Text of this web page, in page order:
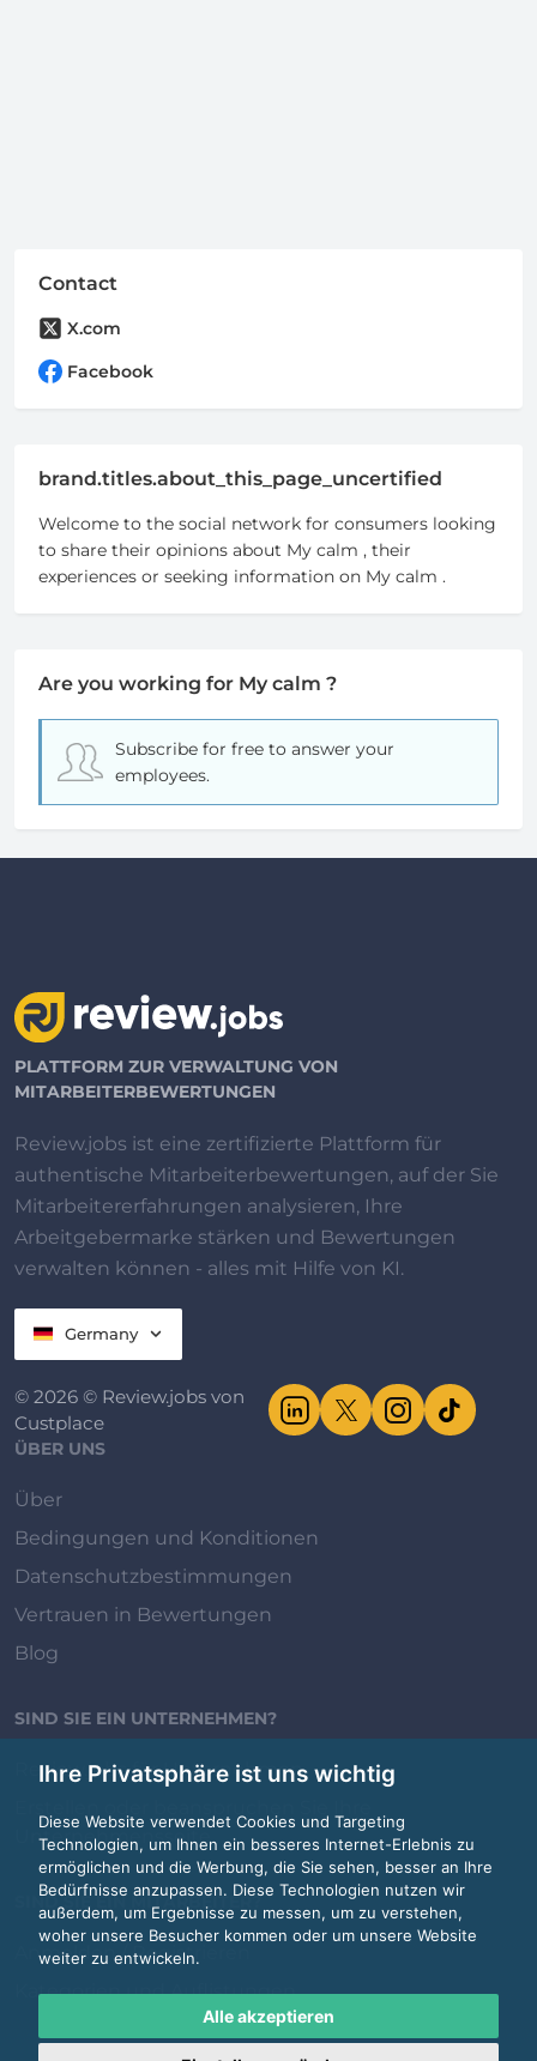
Ihre Privatsphäre ist uns wichtig
Diese Website verwendet Cookies und Targeting
Technologien, um Ihnen ein besseres Internet-Erlebnis zu
ermöglichen und die Werbung, die Sie sehen, besser an Ihre
Bedürfnisse anzupassen. Diese Technologien nutzen wir
außerdem, um Ergebnisse zu messen, um zu verstehen,
woher unsere Besucher kommen oder um unsere Website
weiter zu entwickeln.
Alle akzeptieren
Contact
X.com
Facebook
brand.titles.about_this_page_uncertified
Welcome to the social network for consumers looking
to share their opinions about My calm , their
experiences or seeking information on My calm .
Are you working for My calm ?
Subscribe for freeto answer your
employees.
PLATTFORM ZUR VERWALTUNG VON
MITARBEITERBEWERTUNGEN
Review.jobs ist eine zertifizierte Plattform für
authentische Mitarbeiterbewertungen, auf der Sie
Mitarbeitererfahrungen analysieren, Ihre
Arbeitgebermarke stärken und Bewertungen
verwalten können - alles mit Hilfe von KI.
Germany
© 2026 © Review.jobs von
Custplace
ÜBER UNS
Über
Bedingungen und Konditionen
Datenschutzbestimmungen
Vertrauen in Bewertungen
Blog
SIND SIE EIN UNTERNEHMEN?
Review.jobs für Unternehmen
Unternehmensseite
SIND SIE EIN MITARBEITER?
Anmelden / Registrieren
Kategorien und Auflistungen